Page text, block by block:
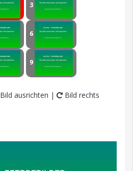
3
6
9
Bild ausrichten |
Bild rechts